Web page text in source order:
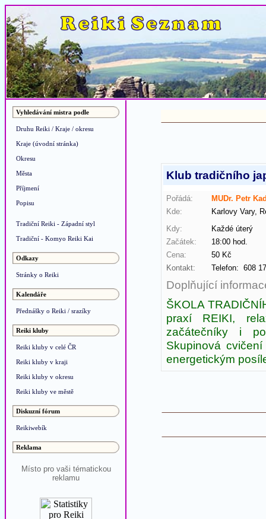
Vyhledávání mistra podle
Druhu Reiki / Kraje / okresu
Kraje (úvodní stránka)
Okresu
Města
Příjmení
Popisu
Tradiční Reiki - Západní styl
Tradiční - Komyo Reiki Kai
Odkazy
Stránky o Reiki
Kalendáře
Přednášky o Reiki / srazíky
Reiki kluby
Reiki kluby v celé ČR
Reiki kluby v kraji
Reiki kluby v okresu
Reiki kluby ve městě
Diskuzní fórum
Reikiwebík
Reklama
Místo pro vaši tématickou
reklamu
Klub tradičního
Pořádá:
MUDr. Petr
Kde:
Karlovy Vary,
Kdy:
Každé úterý
Začátek:
18:00 hod.
Cena:
50 Kč
Kontakt:
Telefon: 608
Doplňující
ŠKOLA
praxí REIKI,
začátečníky i
Skupinová
energetickým